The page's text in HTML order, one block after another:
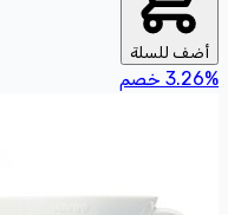
أضف للسلة
3.26% خصم